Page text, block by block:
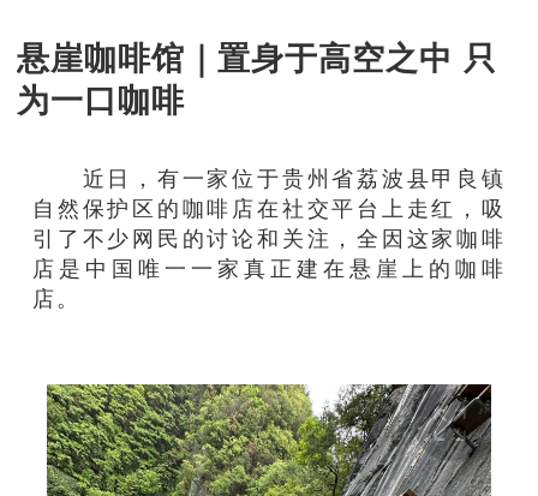
悬崖咖啡馆｜置身于高空之中 只
为一口咖啡
近日，有一家位于贵州省荔波县甲良镇
自然保护区的咖啡店在社交平台上走红，吸
引了不少网民的讨论和关注，全因这家咖啡
店是中国唯一一家真正建在悬崖上的咖啡
店。